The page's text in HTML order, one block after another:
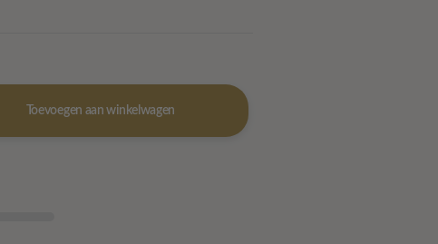
Toevoegen aan winkelwagen